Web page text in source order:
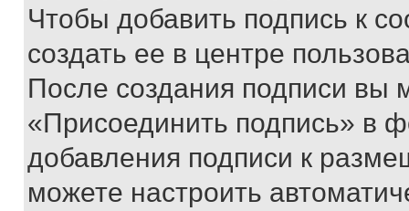
Чтобы добавить подпись к
создать ее в центре
После создания подписи вы
«Присоединить подпись» в
добавления подписи к
можете настроить